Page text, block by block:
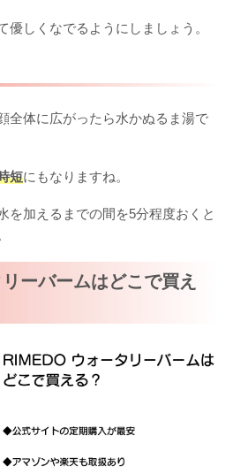
優しくなでるようにしましょう。
全体に広がったら水かぬるま湯で
短にもなりますね。
を加えるまでの間を5分程度おくと
ーバームはどこで買え